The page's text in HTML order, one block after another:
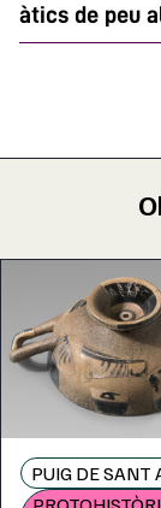
àtics de peu
PUIG DE SANT